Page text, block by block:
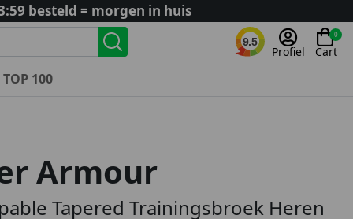
besteld = morgen in huis
9.5
Profiel
0
Cart
Algerije
Argentinië
België
TOP 100
Armour
Tapered Trainingsbroek Heren